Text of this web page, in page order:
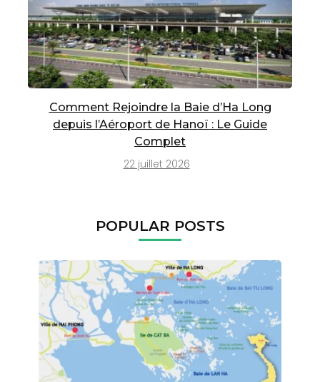
Comment Rejoindre la Baie d’Ha Long
depuis l’Aéroport de Hanoï : Le Guide
Complet
22 juillet 2026
POPULAR POSTS